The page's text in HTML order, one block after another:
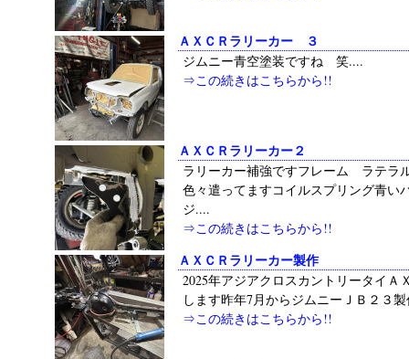
ＡＸＣＲラリーカー ３
ジムニー青空塗装ですね 笑....
⇒この続きはこちらから!!
ＡＸＣＲラリーカー２
ラリーカー補強ですフレーム ラテラ
色々遣ってますコイルスプリング青い
ジ....
⇒この続きはこちらから!!
ＡＸＣＲラリーカー製作
2025年アジアクロスカントリータイＡ
します昨年7月からジムニーＪＢ２３
⇒この続きはこちらから!!